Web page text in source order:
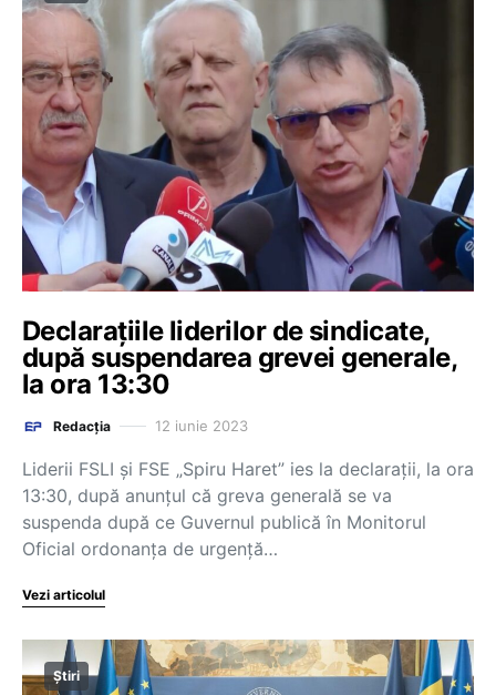
Declarațiile liderilor de sindicate,
după suspendarea grevei generale,
la ora 13:30
Redacția 12 iunie 2023
Liderii FSLI și FSE „Spiru Haret” ies la declarații, la ora
13:30, după anunțul că greva generală se va
suspenda după ce Guvernul publică în Monitorul
Oficial ordonanța de urgență…
Vezi articolul
Știri